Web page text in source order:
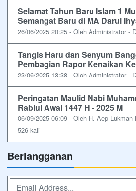
Selamat Tahun Baru Islam 1
Semangat Baru di MA Darul
26/06/2025 20:25 - Oleh Administrator -
Tangis Haru dan Senyum
Pembagian Rapor Kenaikan
23/06/2025 13:38 - Oleh Administrator -
Peringatan Maulid Nabi
Rabiul Awal 1447 H - 2025 M
06/09/2025 06:09 - Oleh H. Aep
526 kali
Berlangganan